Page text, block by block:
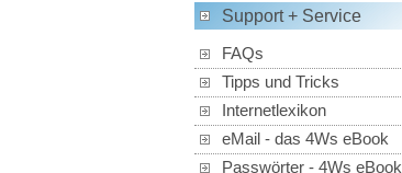
Support + Service
FAQs
Tipps und Tricks
Internetlexikon
eMail - das 4Ws eBook
Passwörter - 4Ws eBook